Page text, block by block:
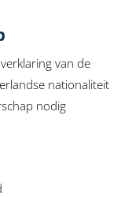
van de
nationaliteit
nodig